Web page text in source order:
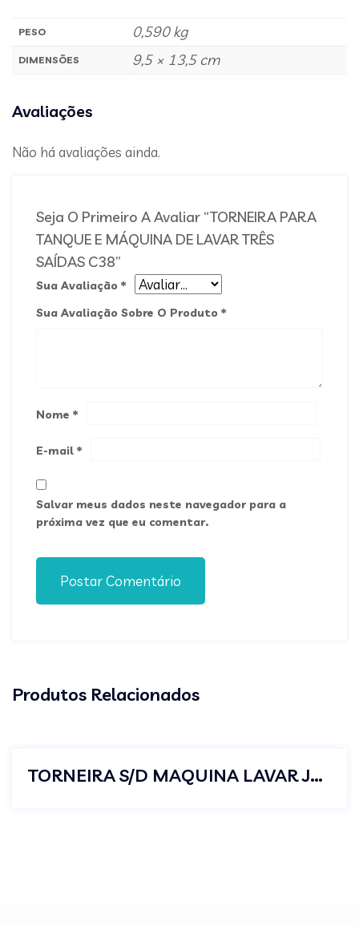
PESO 0,590 kg
DIMENSÕES 9,5 × 13,5 cm
Avaliações
Não há avaliações ainda.
Seja O Primeiro A Avaliar “TORNEIRA PARA
TANQUE E MÁQUINA DE LAVAR TRÊS
SAÍDAS C38”
Sua Avaliação *
Sua Avaliação Sobre O Produto *
Nome *
E-mail *
Salvar meus dados neste navegador para a
próxima vez que eu comentar.
Postar Comentário
Produtos Relacionados
TORNEIRA S/D MAQUINA LAVAR JUNIOR C23